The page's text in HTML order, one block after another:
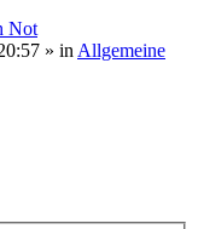
Not
» in Allgemeine